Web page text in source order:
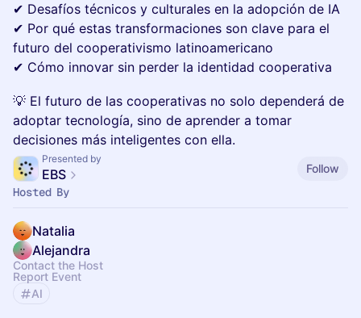
✔ Desafíos técnicos y culturales en la adopción de IA
✔ Por qué estas transformaciones son clave para el
futuro del cooperativismo latinoamericano
✔ Cómo innovar sin perder la identidad cooperativa
💡 El futuro de las cooperativas no solo dependerá de
adoptar tecnología, sino de aprender a tomar
decisiones más inteligentes con ella.
Presented by
EBS Follow
Hosted By
Natalia
Alejandra
Contact the Host
Report Event
AI